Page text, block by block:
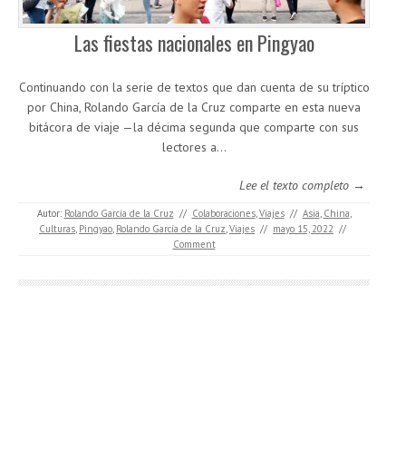
Las fiestas nacionales en Pingyao
Continuando con la serie de textos que dan cuenta de su tríptico
por China, Rolando García de la Cruz comparte en esta nueva
bitácora de viaje —la décima segunda que comparte con sus
lectores a…
Lee el texto completo →
Autor: Rolando García de la Cruz // Colaboraciones,Viajes // Asia, China,
Culturas, Pingyao, Rolando García de la Cruz,Viajes // mayo 15, 2022 //
Comment